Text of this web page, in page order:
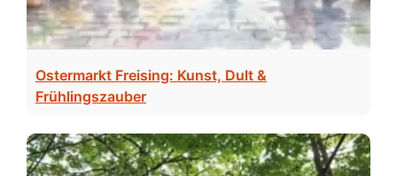
Ostermarkt Freising: Kunst, Dult &
Frühlingszauber